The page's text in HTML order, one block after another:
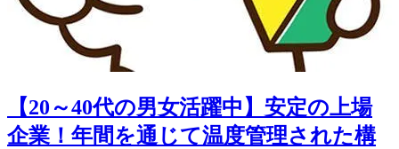
【20～40代の男女活躍中】安定の上場
企業！年間を通じて温度管理された構